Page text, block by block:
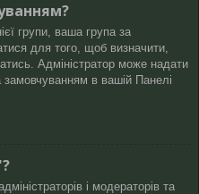
групи, ваша група за
для того, щоб визначити,
Адміністратор може надати
в вашій Панелі
і модераторів та